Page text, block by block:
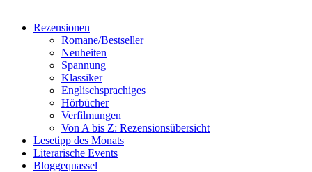
Rezensionen
Romane/Bestseller
Neuheiten
Spannung
Klassiker
Englischsprachiges
Hörbücher
Verfilmungen
Von A bis Z: Rezensionsübersicht
Lesetipp des Monats
Literarische Events
Bloggequassel